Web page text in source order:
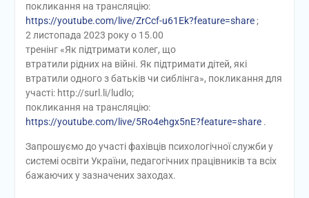
покликання на трансляцію:
https://youtube.com/live/ZrCcf-u61Ek?feature=share;
2 листопада 2023 року о 15.00
тренінг «Як підтримати колег, що
втратили рідних на війні. Як підтримати дітей, які
втратили одного з батьків чи сиблінга», покликання для
участі: http://surl.li/ludlo;
покликання на трансляцію:
https://youtube.com/live/5Ro4ehgx5nE?feature=share.
Запрошуємо до участі фахівців психологічної служби у
системі освіти України, педагогічних працівників та всіх
бажаючих у зазначених заходах.